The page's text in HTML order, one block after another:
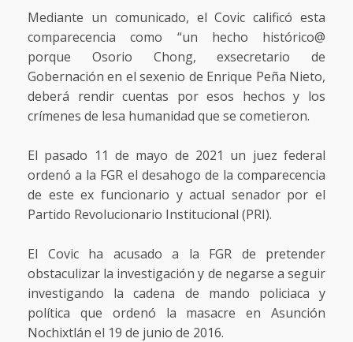
Mediante un comunicado, el Covic calificó esta
comparecencia como “un hecho histórico@
porque Osorio Chong, exsecretario de
Gobernación en el sexenio de Enrique Peña Nieto,
deberá rendir cuentas por esos hechos y los
crímenes de lesa humanidad que se cometieron.
El pasado 11 de mayo de 2021 un juez federal
ordenó a la FGR el desahogo de la comparecencia
de este ex funcionario y actual senador por el
Partido Revolucionario Institucional (PRI).
El Covic ha acusado a la FGR de pretender
obstaculizar la investigación y de negarse a seguir
investigando la cadena de mando policiaca y
política que ordenó la masacre en Asunción
Nochixtlán el 19 de junio de 2016.